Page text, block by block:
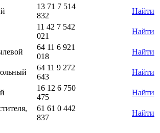
13 71 7 514
832
Найти
11 42 7 542
021
Найти
64 11 6 921
018
Найти
64 11 9 272
643
Найти
16 12 6 750
475
Найти
61 61 0 442
837
Найти